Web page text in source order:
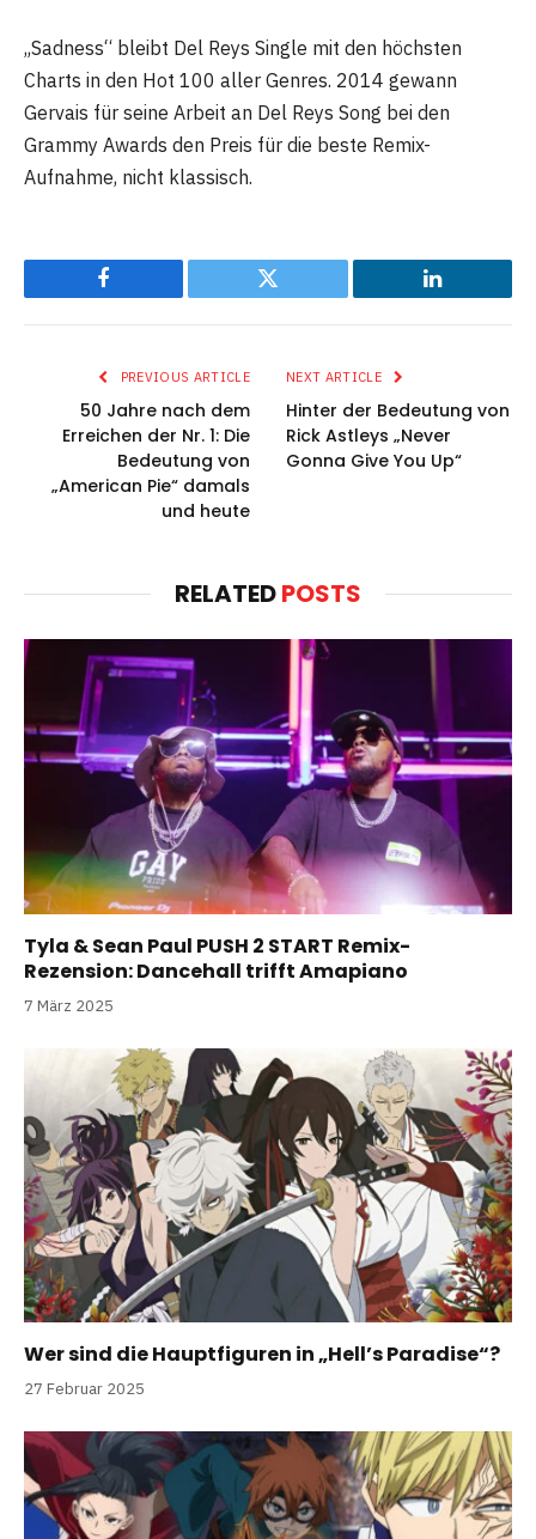
„Sadness“ bleibt Del Reys Single mit den höchsten
Charts in den Hot 100 aller Genres. 2014 gewann
Gervais für seine Arbeit an Del Reys Song bei den
Grammy Awards den Preis für die beste Remix-
Aufnahme, nicht klassisch.
Facebook Twitter LinkedIn
PREVIOUS ARTICLE
50 Jahre nach dem
Erreichen der Nr. 1: Die
Bedeutung von
„American Pie“ damals
und heute
NEXT ARTICLE
Hinter der Bedeutung von
Rick Astleys „Never
Gonna Give You Up“
RELATEDPOSTS
Tyla & Sean Paul PUSH 2 START Remix-
Rezension: Dancehall trifft Amapiano
7 März 2025
Wer sind die Hauptfiguren in „Hell’s Paradise“?
27 Februar 2025